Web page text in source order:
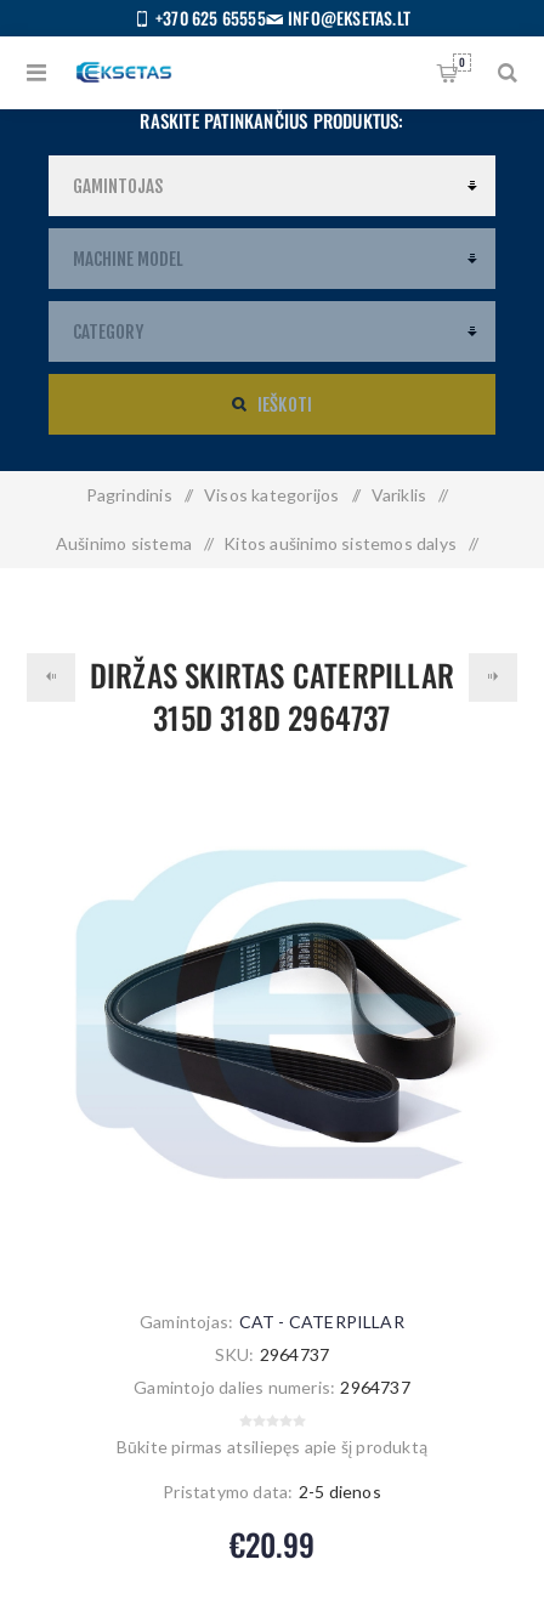
+370 625 65555 INFO@EKSETAS.LT
0
RASKITE PATINKANČIUS PRODUKTUS:
IEŠKOTI
Pagrindinis / Visos kategorijos / Variklis /
Aušinimo sistema / Kitos aušinimo sistemos dalys /
DIRŽAS SKIRTAS CATERPILLAR
315D 318D 2964737
Gamintojas: CAT - CATERPILLAR
SKU: 2964737
Gamintojo dalies numeris: 2964737
Būkite pirmas atsiliepęs apie šį produktą
Pristatymo data: 2-5 dienos
€20.99